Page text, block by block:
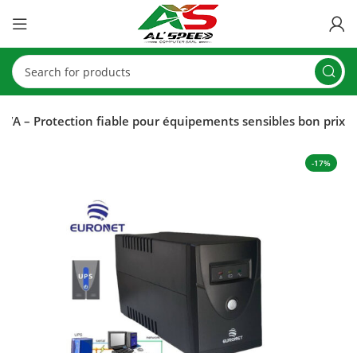
VA – Protection fiable pour équipements sensibles bon prix
-17%